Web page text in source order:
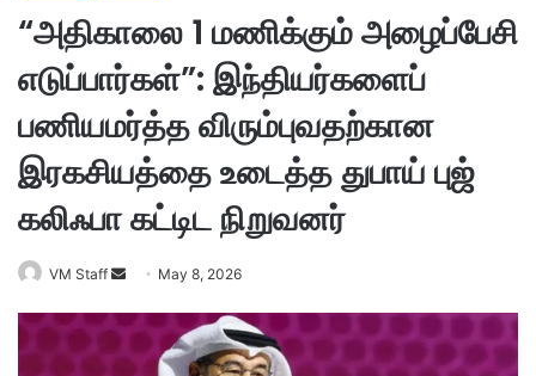
“அதிகாலை 1 மணிக்கும் அழைப்பேசி
எடுப்பார்கள்”: இந்தியர்களைப்
பணியமர்த்த விரும்புவதற்கான
இரகசியத்தை உடைத்த துபாய் புஜ்
கலிஃபா கட்டிட நிறுவனர்
VM Staff
n
d
May 8, 2026